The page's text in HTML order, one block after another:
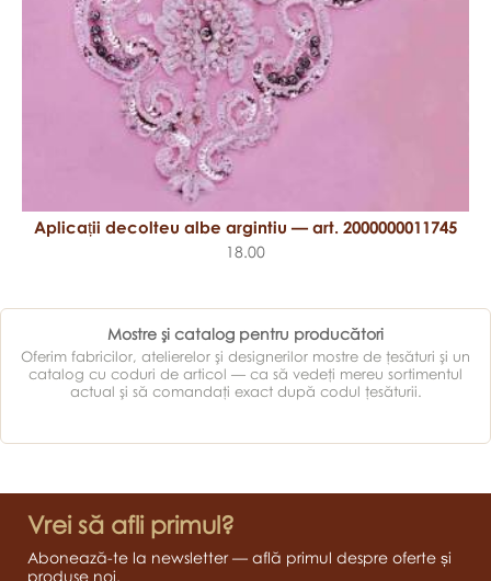
Aplicații decolteu albe argintiu — art. 2000000011745
18.00
Mostre şi catalog pentru producători
Oferim fabricilor, atelierelor şi designerilor mostre de ţesături şi un
catalog cu coduri de articol — ca să vedeţi mereu sortimentul
actual şi să comandaţi exact după codul ţesăturii.
Vrei să afli primul?
Abonează-te la newsletter — află primul despre oferte și
produse noi.